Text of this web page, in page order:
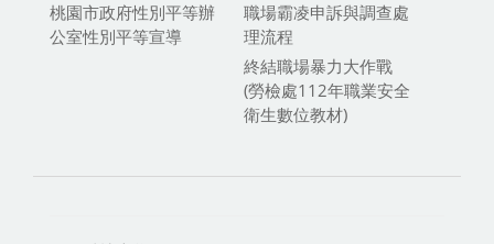
桃園市政府性別平等辦
公室性別平等宣導
職場霸凌申訴與調查處
理流程
終結職場暴力大作戰
(勞檢處112年職業安全
衛生數位教材)